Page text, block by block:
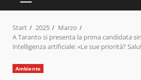
PRIMÄRES
MENÜ
Start 2025
Marzo
A Taranto si presenta la prima candidata
intelligenza artificiale: «Le sue priorità?
Ambiente